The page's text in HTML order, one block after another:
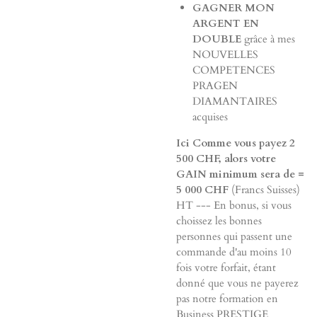
GAGNER MON
ARGENT EN
DOUBLE grâce à mes
NOUVELLES
COMPETENCES
PRAGEN
DIAMANTAIRES
acquises
Ici Comme vous payez 2
500 CHF, alors votre
GAIN minimum sera de =
5 000 CHF (Francs Suisses)
HT --- En bonus, si vous
choissez les bonnes
personnes qui passent une
commande d'au moins 10
fois votre forfait, étant
donné que vous ne payerez
pas notre formation en